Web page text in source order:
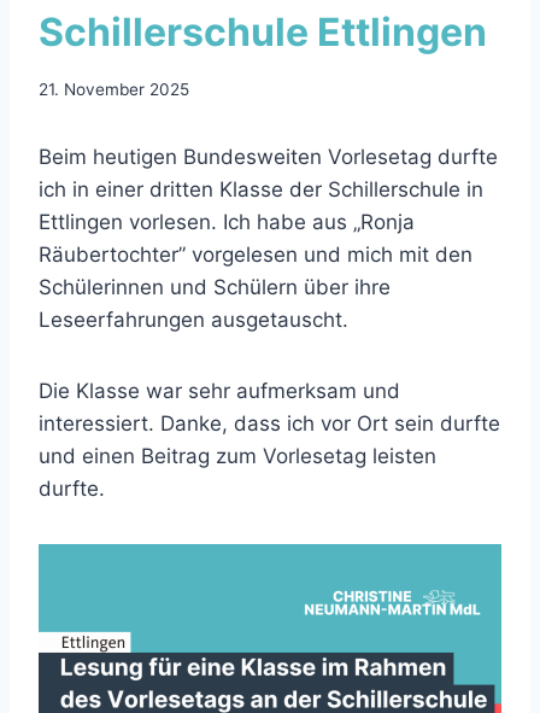
Schillerschule Ettlingen
21. November 2025
Beim heutigen Bundesweiten Vorlesetag durfte
ich in einer dritten Klasse der Schillerschule in
Ettlingen vorlesen. Ich habe aus „Ronja
Räubertochter” vorgelesen und mich mit den
Schülerinnen und Schülern über ihre
Leseerfahrungen ausgetauscht.
Die Klasse war sehr aufmerksam und
interessiert. Danke, dass ich vor Ort sein durfte
und einen Beitrag zum Vorlesetag leisten
durfte.